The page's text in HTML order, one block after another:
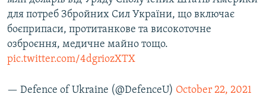
для потреб Збройних Сил України, що включає
боєприпаси, протитанкове та високоточне
озброєння, медичне майно тощо.
pic.twitter.com/4dgriozXTX
— Defence of Ukraine (@DefenceU) October 22, 2021